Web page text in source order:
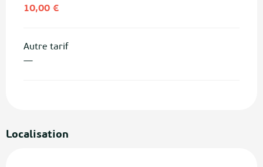
10,00 €
Autre tarif
—
Localisation